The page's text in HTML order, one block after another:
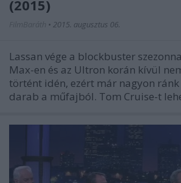
(2015)
• 2015. augusztus 06.
Lassan vége a blockbuster
Max-en és az Ultron korán kívül
történt idén, ezért már nagyon
darab a műfajból. Tom Cruise-t